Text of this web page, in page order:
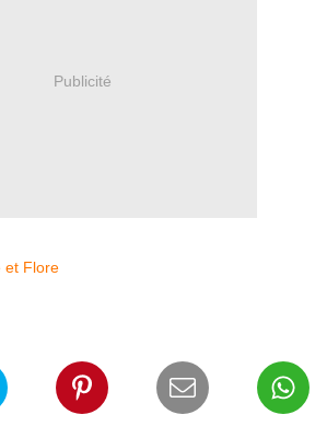
Publicité
et Flore